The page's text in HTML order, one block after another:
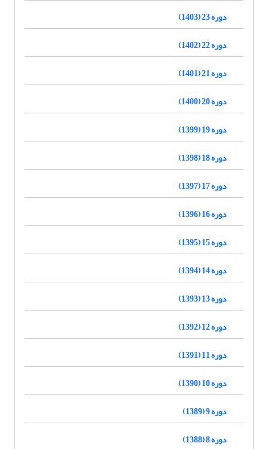
دوره 23 (1403)
دوره 22 (1402)
دوره 21 (1401)
دوره 20 (1400)
دوره 19 (1399)
دوره 18 (1398)
دوره 17 (1397)
دوره 16 (1396)
دوره 15 (1395)
دوره 14 (1394)
دوره 13 (1393)
دوره 12 (1392)
دوره 11 (1391)
دوره 10 (1390)
دوره 9 (1389)
دوره 8 (1388)